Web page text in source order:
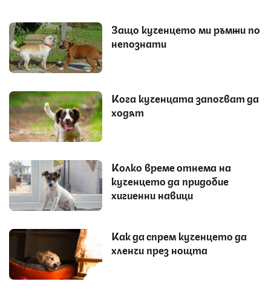
Защо кученцето ми ръмжи по
непознати
Кога кученцата започват да
ходят
Колко време отнема на
кученцето да придобие
хигиенни навици
Как да спрем кученцето да
хленчи през нощта